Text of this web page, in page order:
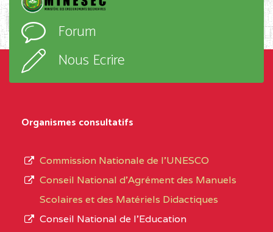
D'ENSEIGNEMENT
PROFESSIONNEL
(CEGEP) STE FOI BP
:4740 YAOUNDE
CENTRE
COLLEGE PANAFRICAIN
l’ordre
d’enseignement,
type
Forum
Nous Ecrire
Organismes consultatifs
Commission Nationale de l’UNESCO
Conseil National d’Agrément des Manuels
Scolaires et des Matériels Didactiques
Conseil National de l’Education